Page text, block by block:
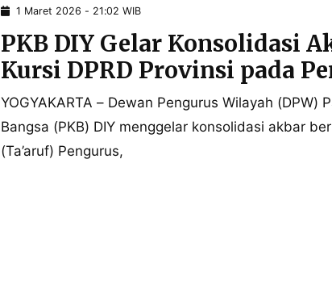
1 Maret 2026 - 21:02 WIB
PKB DIY Gelar Konsolidasi
Kursi DPRD Provinsi pada
YOGYAKARTA – Dewan Pengurus Wilayah (DPW)
Bangsa (PKB) DIY menggelar konsolidasi akbar
(Ta’aruf) Pengurus,